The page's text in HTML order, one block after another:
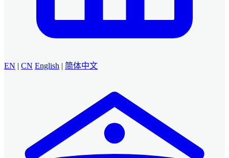
EN | CN English | 简体中文